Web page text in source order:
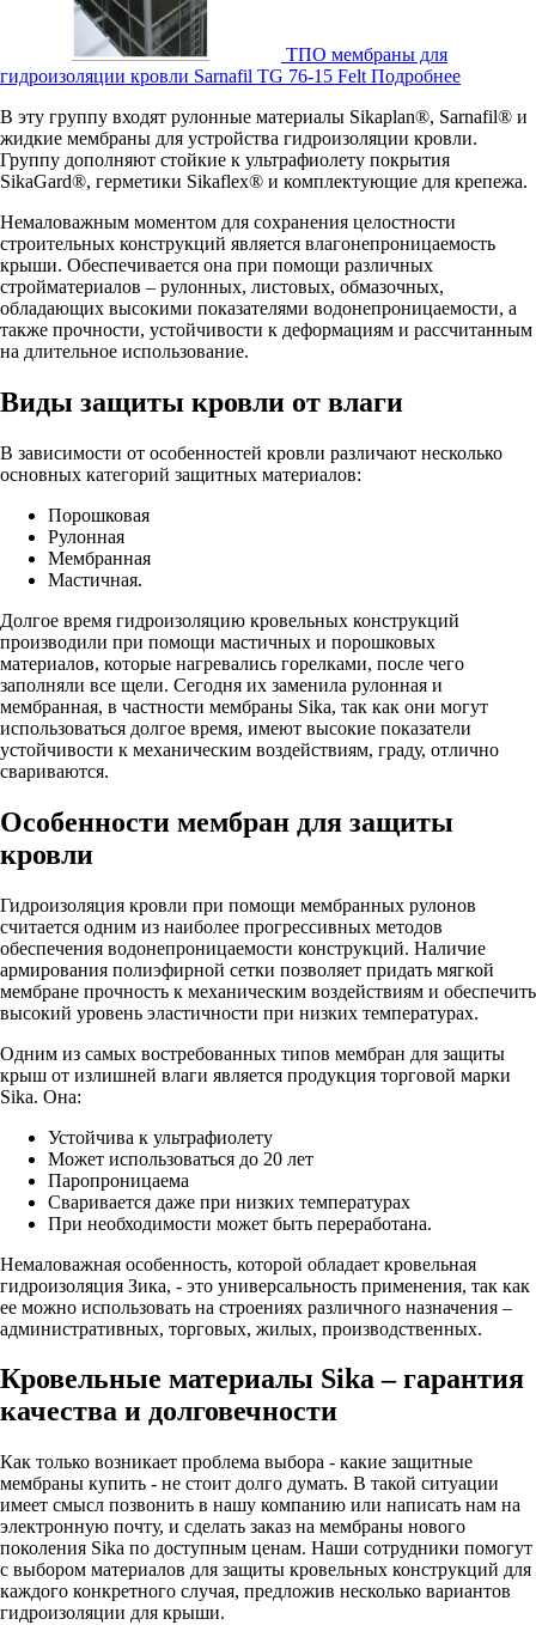
ТПО мембраны для
гидроизоляции кровли Sarnafil TG 76-15 Felt Подробнее
В эту группу входят рулонные материалы Sikaplan®, Sarnafil® и
жидкие мембраны для устройства гидроизоляции кровли.
Группу дополняют стойкие к ультрафиолету покрытия
SikaGard®, герметики Sikaflex® и комплектующие для крепежа.
Немаловажным моментом для сохранения целостности
строительных конструкций является влагонепроницаемость
крыши. Обеспечивается она при помощи различных
стройматериалов – рулонных, листовых, обмазочных,
обладающих высокими показателями водонепроницаемости, а
также прочности, устойчивости к деформациям и рассчитанным
на длительное использование.
Виды защиты кровли от влаги
В зависимости от особенностей кровли различают несколько
основных категорий защитных материалов:
Порошковая
Рулонная
Мембранная
Мастичная.
Долгое время гидроизоляцию кровельных конструкций
производили при помощи мастичных и порошковых
материалов, которые нагревались горелками, после чего
заполняли все щели. Сегодня их заменила рулонная и
мембранная, в частности мембраны Sika, так как они могут
использоваться долгое время, имеют высокие показатели
устойчивости к механическим воздействиям, граду, отлично
свариваются.
Особенности мембран для защиты
кровли
Гидроизоляция кровли при помощи мембранных рулонов
считается одним из наиболее прогрессивных методов
обеспечения водонепроницаемости конструкций. Наличие
армирования полиэфирной сетки позволяет придать мягкой
мембране прочность к механическим воздействиям и обеспечить
высокий уровень эластичности при низких температурах.
Одним из самых востребованных типов мембран для защиты
крыш от излишней влаги является продукция торговой марки
Sika. Она:
Устойчива к ультрафиолету
Может использоваться до 20 лет
Паропроницаема
Сваривается даже при низких температурах
При необходимости может быть переработана.
Немаловажная особенность, которой обладает кровельная
гидроизоляция Зика, - это универсальность применения, так как
ее можно использовать на строениях различного назначения –
административных, торговых, жилых, производственных.
Кровельные материалы Sika – гарантия
качества и долговечности
Как только возникает проблема выбора - какие защитные
мембраны купить - не стоит долго думать. В такой ситуации
имеет смысл позвонить в нашу компанию или написать нам на
электронную почту, и сделать заказ на мембраны нового
поколения Sika по доступным ценам. Наши сотрудники помогут
с выбором материалов для защиты кровельных конструкций для
каждого конкретного случая, предложив несколько вариантов
гидроизоляции для крыши.